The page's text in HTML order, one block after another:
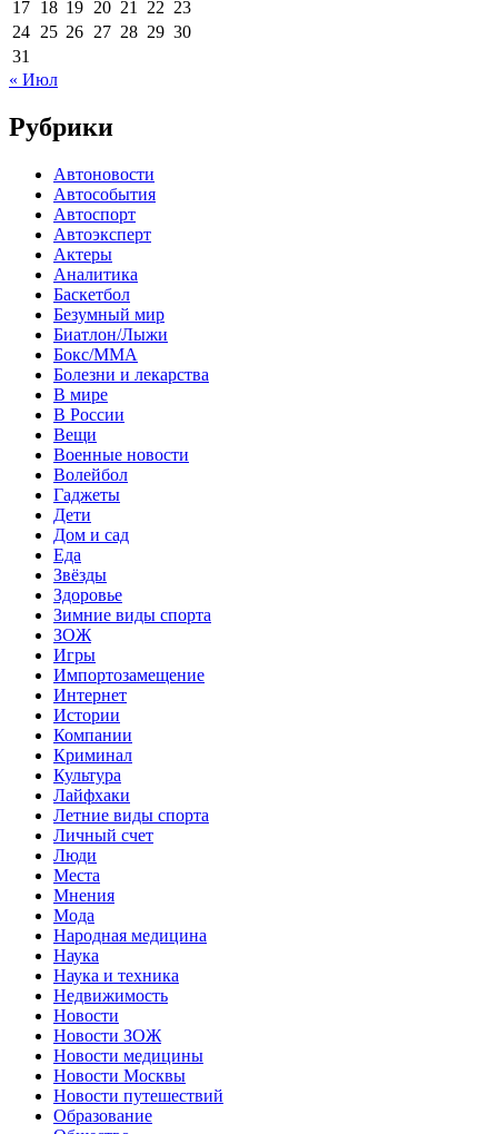
17 18 19 20 21 22 23
24 25 26 27 28 29 30
31
« Июл
Рубрики
Автоновости
Автособытия
Автоспорт
Автоэксперт
Актеры
Аналитика
Баскетбол
Безумный мир
Биатлон/Лыжи
Бокс/MMA
Болезни и лекарства
В мире
В России
Вещи
Военные новости
Волейбол
Гаджеты
Дети
Дом и сад
Еда
Звёзды
Здоровье
Зимние виды спорта
ЗОЖ
Игры
Импортозамещение
Интернет
Истории
Компании
Криминал
Культура
Лайфхаки
Летние виды спорта
Личный счет
Люди
Места
Мнения
Мода
Народная медицина
Наука
Наука и техника
Недвижимость
Новости
Новости ЗОЖ
Новости медицины
Новости Москвы
Новости путешествий
Образование